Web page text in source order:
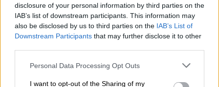
disclosure of your personal information by third parties on the
IAB’s list of downstream participants. This information may
also be disclosed by us to third parties on the IAB’s List of
Downstream Participants that may further disclose it to other
Please note that this website/app uses one or more Google
not limited to your visit or usage behaviour. You may click to
Personal Data Processing Opt Outs
I want to opt-out of the Sharing of my
γ) Με νεότερη αίτησή μας που κατατέθηκε
σήμερα 14.06.2022 ενώπιον του Μονομελούς
Πρωτοδικείου Χαλκίδας (τμήμα
ασφαλιστικών μέτρων), ζητήσαμε περαιτέρω
ποσό 529.200,00ευρώ, πλέον του ποσού των
1.474.200,00ευρώ που ζητήθηκε με την